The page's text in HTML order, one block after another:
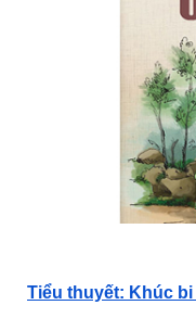
Tiểu thuyết: Khúc